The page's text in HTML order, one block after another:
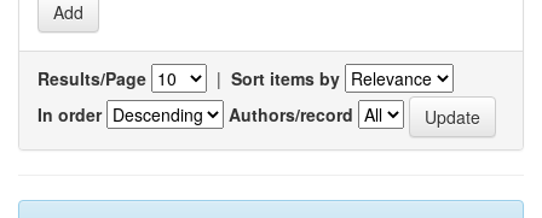
Results/Page | Sort items by
In order
Authors/record